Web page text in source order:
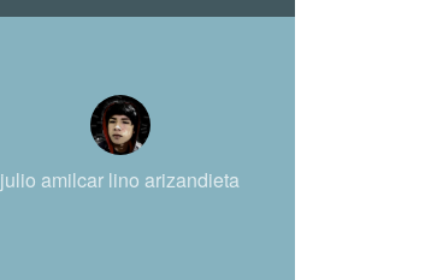
julio amilcar lino arizandieta